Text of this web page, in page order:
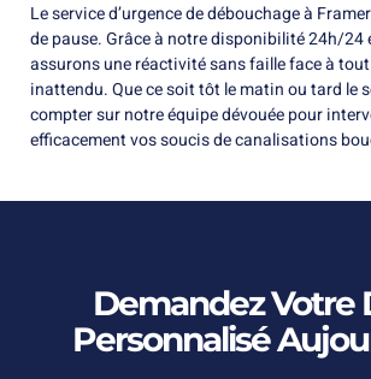
Le service d’urgence de débouchage à
de pause. Grâce à notre disponibilité 24h/24
assurons une réactivité sans faille face à
inattendu. Que ce soit tôt le matin ou tard le
compter sur notre équipe dévouée pour
efficacement vos soucis de canalisations
Demandez Votre
Personnalisé